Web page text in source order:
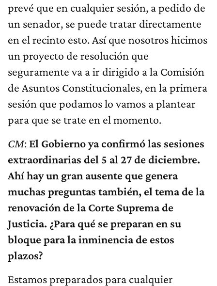
prevé que en cualquier sesión, a pedido de
un senador, se puede tratar directamente
en el recinto esto. Así que nosotros hicimos
un proyecto de resolución que
seguramente va a ir dirigido a la Comisión
de Asuntos Constitucionales, en la primera
sesión que podamos lo vamos a plantear
para que se trate en el momento.
CM: El Gobierno ya confirmó las sesiones
extraordinarias del 5 al 27 de diciembre.
Ahí hay un gran ausente que genera
muchas preguntas también, el tema de la
renovación de la Corte Suprema de
Justicia. ¿Para qué se preparan en su
bloque para la inminencia de estos
plazos?
Estamos preparados para cualquier